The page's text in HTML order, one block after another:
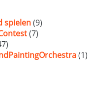
spielen(9)
(7)
(1)